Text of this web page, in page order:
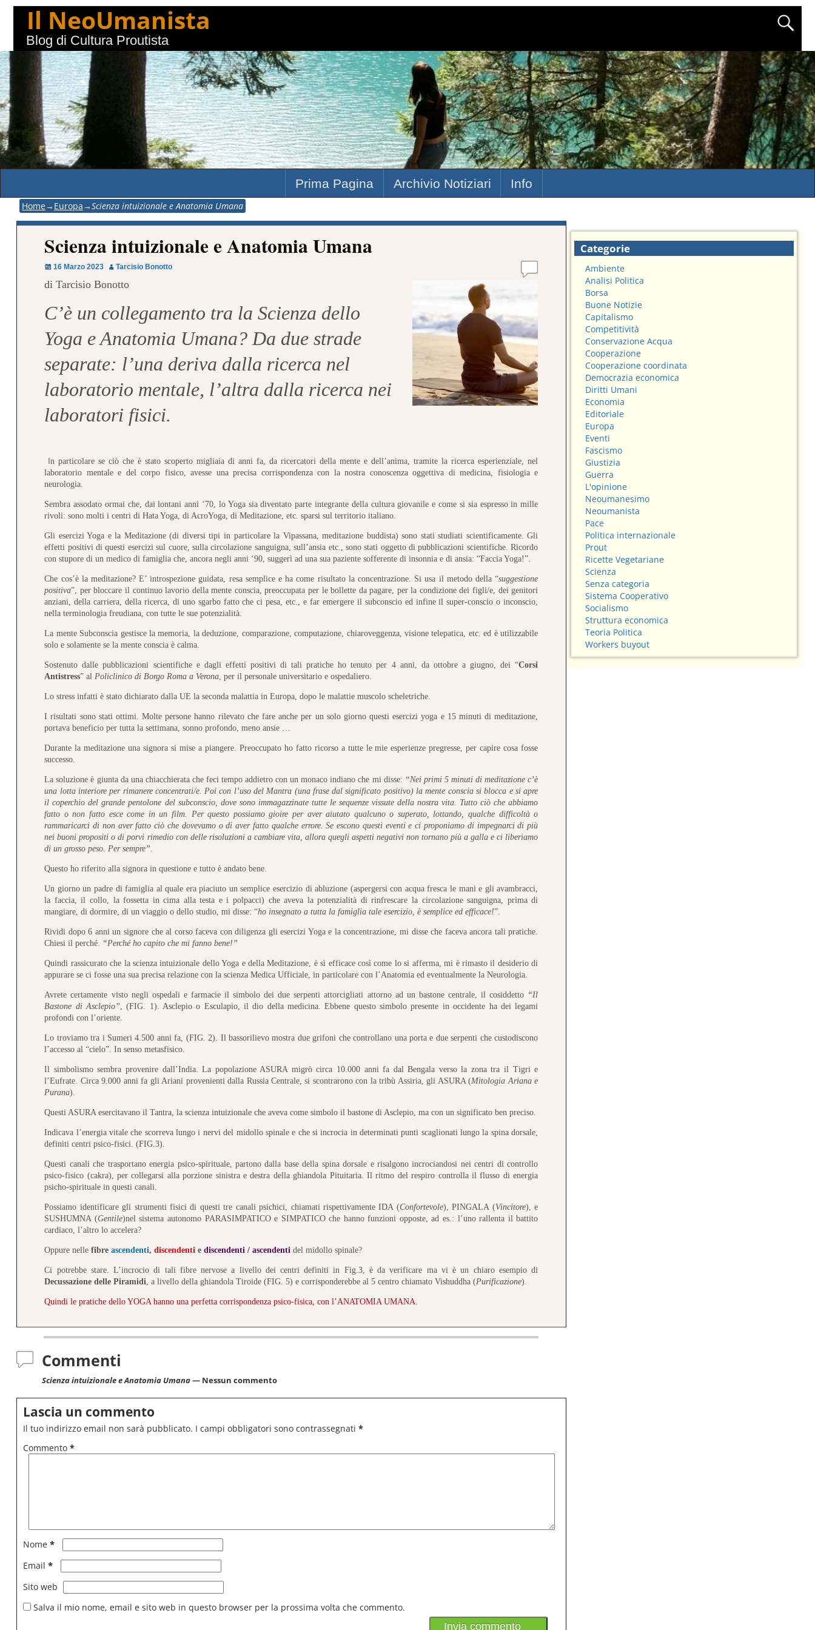
Il NeoUmanista
Blog di Cultura Proutista
Prima Pagina Archivio Notiziari Info
Home→ Europa→Scienza intuizionale e Anatomia Umana
Scienza intuizionale e Anatomia Umana
16 Marzo 2023 Tarcisio Bonotto
di Tarcisio Bonotto
C’è un collegamento tra la Scienza dello
Yoga e Anatomia Umana? Da due strade
separate: l’una deriva dalla ricerca nel
laboratorio mentale, l’altra dalla ricerca nei
laboratori fisici.
In particolare se ciò che è stato scoperto migliaia di anni fa, da ricercatori della mente e dell’anima, tramite la ricerca esperienziale, nel
laboratorio mentale e del corpo fisico, avesse una precisa corrispondenza con la nostra conoscenza oggettiva di medicina, fisiologia e
neurologia.
Sembra assodato ormai che, dai lontani anni ‘70, lo Yoga sia diventato parte integrante della cultura giovanile e come si sia espresso in mille
rivoli: sono molti i centri di Hata Yoga, di AcroYoga, di Meditazione, etc. sparsi sul territorio italiano.
Gli esercizi Yoga e la Meditazione (di diversi tipi in particolare la Vipassana, meditazione buddista) sono stati studiati scientificamente. Gli
effetti positivi di questi esercizi sul cuore, sulla circolazione sanguigna, sull’ansia etc., sono stati oggetto di pubblicazioni scientifiche. Ricordo
con stupore di un medico di famiglia che, ancora negli anni ‘90, suggerì ad una sua paziente sofferente di insonnia e di ansia: “Faccia Yoga!”.
Che cos’è la meditazione? E’ introspezione guidata, resa semplice e ha come risultato la concentrazione. Si usa il metodo della “suggestione
positiva”, per bloccare il continuo lavorio della mente conscia, preoccupata per le bollette da pagare, per la condizione dei figli/e, dei genitori
anziani, della carriera, della ricerca, di uno sgarbo fatto che ci pesa, etc., e far emergere il subconscio ed infine il super-conscio o inconscio,
nella terminologia freudiana, con tutte le sue potenzialità.
La mente Subconscia gestisce la memoria, la deduzione, comparazione, computazione, chiaroveggenza, visione telepatica, etc. ed è utilizzabile
solo e solamente se la mente conscia è calma.
Sostenuto dalle pubblicazioni scientifiche e dagli effetti positivi di tali pratiche ho tenuto per 4 anni, da ottobre a giugno, dei “Corsi
Antistress” al Policlinico di Borgo Roma a Verona , per il personale universitario e ospedaliero.
Lo stress infatti è stato dichiarato dalla UE la seconda malattia in Europa, dopo le malattie muscolo scheletriche.
I risultati sono stati ottimi. Molte persone hanno rilevato che fare anche per un solo giorno questi esercizi yoga e 15 minuti di meditazione,
portava beneficio per tutta la settimana, sonno profondo, meno ansie …
Durante la meditazione una signora si mise a piangere. Preoccupato ho fatto ricorso a tutte le mie esperienze pregresse, per capire cosa fosse
successo.
La soluzione è giunta da una chiacchierata che feci tempo addietro con un monaco indiano che mi disse: “Nei primi 5 minuti di meditazione c’è
una lotta interiore per rimanere concentrati/e. Poi con l’uso del Mantra (una frase dal significato positivo) la mente conscia si blocca e si apre
il coperchio del grande pentolone del subconscio, dove sono immagazzinate tutte le sequenze vissute della nostra vita. Tutto ciò che abbiamo
fatto o non fatto esce come in un film. Per questo possiamo gioire per aver aiutato qualcuno o superato, lottando, qualche difficoltà o
rammaricarci di non aver fatto ciò che dovevamo o di aver fatto qualche errore. Se escono questi eventi e ci proponiamo di impegnarci di più
nei buoni propositi o di porvi rimedio con delle risoluzioni a cambiare vita, allora quegli aspetti negativi non tornano più a galla e ci liberiamo
di un grosso peso. Per sempre”.
Questo ho riferito alla signora in questione e tutto è andato bene.
Un giorno un padre di famiglia al quale era piaciuto un semplice esercizio di abluzione (aspergersi con acqua fresca le mani e gli avambracci,
la faccia, il collo, la fossetta in cima alla testa e i polpacci) che aveva la potenzialità di rinfrescare la circolazione sanguigna, prima di
mangiare, di dormire, di un viaggio o dello studio, mi disse: “ho insegnato a tutta la famiglia tale esercizio, è semplice ed efficace!”.
Rividi dopo 6 anni un signore che al corso faceva con diligenza gli esercizi Yoga e la concentrazione, mi disse che faceva ancora tali pratiche.
Chiesi il perché.
“Perché ho capito che mi fanno bene!”
Quindi rassicurato che la scienza intuizionale dello Yoga e della Meditazione, è sì efficace così come lo si afferma, mi è rimasto il desiderio di
appurare se ci fosse una sua precisa relazione con la scienza Medica Ufficiale, in particolare con l’Anatomia ed eventualmente la Neurologia.
Avrete certamente visto negli ospedali e farmacie il simbolo dei due serpenti attorcigliati attorno ad un bastone centrale, il cosiddetto “Il
Bastone di Asclepio” , (FIG. 1). Asclepio o Esculapio, il dio della medicina. Ebbene questo simbolo presente in occidente ha dei legami
profondi con l’oriente.
Lo troviamo tra i Sumeri 4.500 anni fa, (FIG. 2). Il bassorilievo mostra due grifoni che controllano una porta e due serpenti che custodiscono
l’accesso al “cielo”. In senso metasfisico.
Il simbolismo sembra provenire dall’India. La popolazione ASURA migrò circa 10.000 anni fa dal Bengala verso la zona tra il Tigri e
l’Eufrate. Circa 9.000 anni fa gli Ariani provenienti dalla Russia Centrale, si scontrarono con la tribù Assiria, gli ASURA (Mitologia Ariana e
Purana).
Questi ASURA esercitavano il Tantra, la scienza intuizionale che aveva come simbolo il bastone di Asclepio, ma con un significato ben preciso.
Indicava l’energia vitale che scorreva lungo i nervi del midollo spinale e che si incrocia in determinati punti scaglionati lungo la spina dorsale,
definiti centri psico-fisici. (FIG.3).
Questi canali che trasportano energia psico-spirituale, partono dalla base della spina dorsale e risalgono incrociandosi nei centri di controllo
psico-fisico (cakra), per collegarsi alla porzione sinistra e destra della ghiandola Pituitaria. Il ritmo del respiro controlla il flusso di energia
psicho-spirituale in questi canali.
Possiamo identificare gli strumenti fisici di questi tre canali psichici, chiamati rispettivamente IDA (Confortevole), PINGALA (Vincitore), e
SUSHUMNA (Gentile)nel sistema autonomo PARASIMPATICO e SIMPATICO che hanno funzioni opposte, ad es.: l’uno rallenta il battito
cardiaco, l’altro lo accelera?
Oppure nellefibreascendenti,discendentiediscendenti / ascendenti del midollo spinale?
Ci potrebbe stare. L’incrocio di tali fibre nervose a livello dei centri definiti in Fig.3, è da verificare ma vi è un chiaro esempio di
Decussazione delle Piramidi , a livello della ghiandola Tiroide (FIG. 5) e corrisponderebbe al 5 centro chiamato Vishuddha (Purificazione).
Quindi le pratiche dello YOGA hanno una perfetta corrispondenza psico-fisica, con l’ANATOMIA UMANA.
Commenti
Scienza intuizionale e Anatomia Umana— Nessun commento
Lascia un commento
Il tuo indirizzo email non sarà pubblicato. I campi obbligatori sono contrassegnati *
Commento *
Nome *
Email *
Sito web
Salva il mio nome, email e sito web in questo browser per la prossima volta che commento.
Categorie
Ambiente
Analisi Politica
Borsa
Buone Notizie
Capitalismo
Competitività
Conservazione Acqua
Cooperazione
Cooperazione coordinata
Democrazia economica
Diritti Umani
Economia
Editoriale
Europa
Eventi
Fascismo
Giustizia
Guerra
L'opinione
Neoumanesimo
Neoumanista
Pace
Politica internazionale
Prout
Ricette Vegetariane
Scienza
Senza categoria
Sistema Cooperativo
Socialismo
Struttura economica
Teoria Politica
Workers buyout